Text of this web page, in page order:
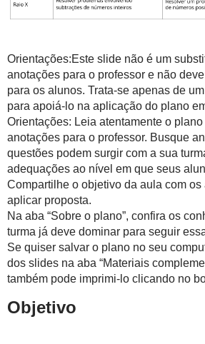
Orientações:Este slide não é um
anotações para o professor e não
para os alunos. Trata-se apenas de
para apoiá-lo na aplicação do plano
Orientações: Leia atentamente o
anotações para o professor. Busque
questões podem surgir com a sua
adequações ao nível em que seus
Compartilhe o objetivo da aula com
aplicar proposta.
Na aba “Sobre o plano”, confira os
turma já deve dominar para seguir
Se quiser salvar o plano no seu
dos slides na aba “Materiais
também pode imprimi-lo clicando no
Objetivo